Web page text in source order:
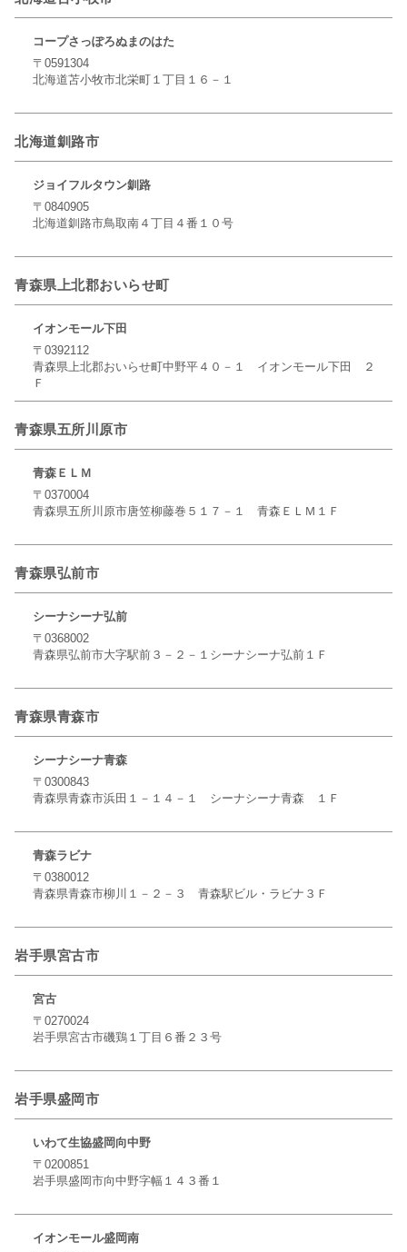
コープさっぽろぬまのはた
〒0591304
北海道苫小牧市北栄町１丁目１６－１
北海道釧路市
ジョイフルタウン釧路
〒0840905
北海道釧路市鳥取南４丁目４番１０号
青森県上北郡おいらせ町
イオンモール下田
〒0392112
青森県上北郡おいらせ町中野平４０－１ イオンモール下田 ２
Ｆ
青森県五所川原市
青森ＥＬＭ
〒0370004
青森県五所川原市唐笠柳藤巻５１７－１ 青森ＥＬＭ１Ｆ
青森県弘前市
シーナシーナ弘前
〒0368002
青森県弘前市大字駅前３－２－１シーナシーナ弘前１Ｆ
青森県青森市
シーナシーナ青森
〒0300843
青森県青森市浜田１－１４－１ シーナシーナ青森 １Ｆ
青森ラビナ
〒0380012
青森県青森市柳川１－２－３ 青森駅ビル・ラビナ３Ｆ
岩手県宮古市
宮古
〒0270024
岩手県宮古市磯鶏１丁目６番２３号
岩手県盛岡市
いわて生協盛岡向中野
〒0200851
岩手県盛岡市向中野字幅１４３番１
イオンモール盛岡南